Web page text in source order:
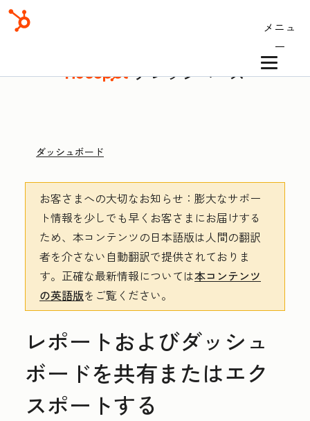
メニュ
ー
ナレッジベース
ダッシュボード
お客さまへの大切なお知らせ ：膨大なサポー
ト情報を少しでも早くお客さまにお届けする
ため、本コンテンツの日本語版は人間の翻訳
者を介さない自動翻訳で提供されておりま
す。 正確な最新情報については本コンテンツ
の英語版をご覧ください。
レポートおよびダッシュ
ボードを共有またはエク
スポートする